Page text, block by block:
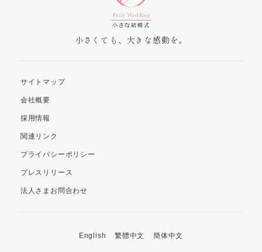
小さくても、大きな感動を。
サイトマップ
会社概要
採用情報
関連リンク
プライバシーポリシー
プレスリリース
法人さまお問合わせ
English 繁體中文 簡体中文